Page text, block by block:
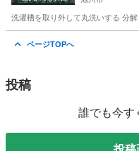
洗濯槽を取り外して丸洗いする 分
ページTOPへ
投稿
誰でも今す